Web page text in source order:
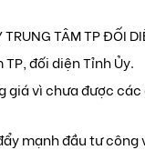
TÂM TP ĐỐI
đối diện Tỉnh Ủy.
giá vì chưa được
mạnh đầu tư